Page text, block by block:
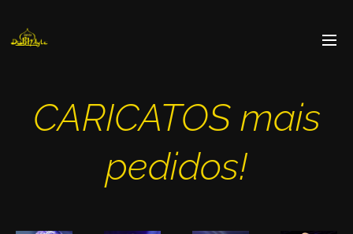
CARICATOS mais
pedidos!